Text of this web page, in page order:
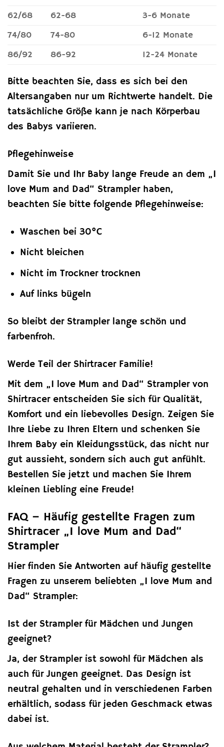
62/68
62-68
3-6 Monate
74/80
74-80
6-12 Monate
86/92
86-92 12-24 Monate
Bitte beachten Sie, dass es sich bei den
Altersangaben nur um Richtwerte handelt. Die
tatsächliche Größe kann je nach Körperbau
des Babys variieren.
Pflegehinweise
Damit Sie und Ihr Baby lange Freude an dem „I
love Mum and Dad“ Strampler haben,
beachten Sie bitte folgende Pflegehinweise:
Waschen bei 30°C
Nicht bleichen
Nicht im Trockner trocknen
Auf links bügeln
So bleibt der Strampler lange schön und
farbenfroh.
Werde Teil der Shirtracer Familie!
Mit dem „I love Mum and Dad“ Strampler von
Shirtracer entscheiden Sie sich für Qualität,
Komfort und ein liebevolles Design. Zeigen Sie
Ihre Liebe zu Ihren Eltern und schenken Sie
Ihrem Baby ein Kleidungsstück, das nicht nur
gut aussieht, sondern sich auch gut anfühlt.
Bestellen Sie jetzt und machen Sie Ihrem
kleinen Liebling eine Freude!
FAQ – Häufig gestellte Fragen zum
Shirtracer „I love Mum and Dad“
Strampler
Hier finden Sie Antworten auf häufig gestellte
Fragen zu unserem beliebten „I love Mum and
Dad“ Strampler:
Ist der Strampler für Mädchen und Jungen
geeignet?
Ja, der Strampler ist sowohl für Mädchen als
auch für Jungen geeignet. Das Design ist
neutral gehalten und in verschiedenen Farben
erhältlich, sodass für jeden Geschmack etwas
dabei ist.